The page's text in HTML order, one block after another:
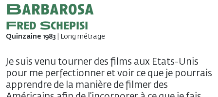
Barbarosa
Fred Schepisi
Quinzaine 1983 | Long métrage
Je suis venu tourner des films aux Etats-Unis
pour me perfectionner et voir ce que je pourrais
apprendre de la manière de filmer des